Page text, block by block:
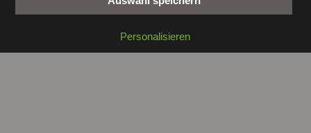
Personalisieren